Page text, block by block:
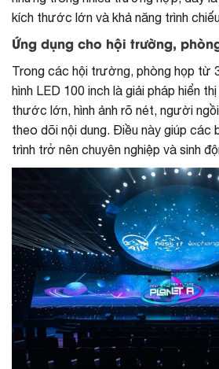
kích thước lớn và khả năng trình
Ứng dụng cho hội trường,
Trong các hội trường, phòng họp từ
hình LED 100 inch là giải pháp hiển
thước lớn, hình ảnh rõ nét, người
theo dõi nội dung. Điều này giúp các
trình trở nên chuyên nghiệp và sinh